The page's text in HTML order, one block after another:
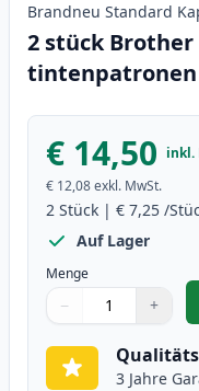
Brandneu Standard
2 stück Brother
tintenpatronen
€ 14,50 inkl.
€ 12,08exkl. MwSt.
2 Stück | € 7,25 /
Auf Lager
Menge
Verwenden Sie die
− +
1
3 Jahre